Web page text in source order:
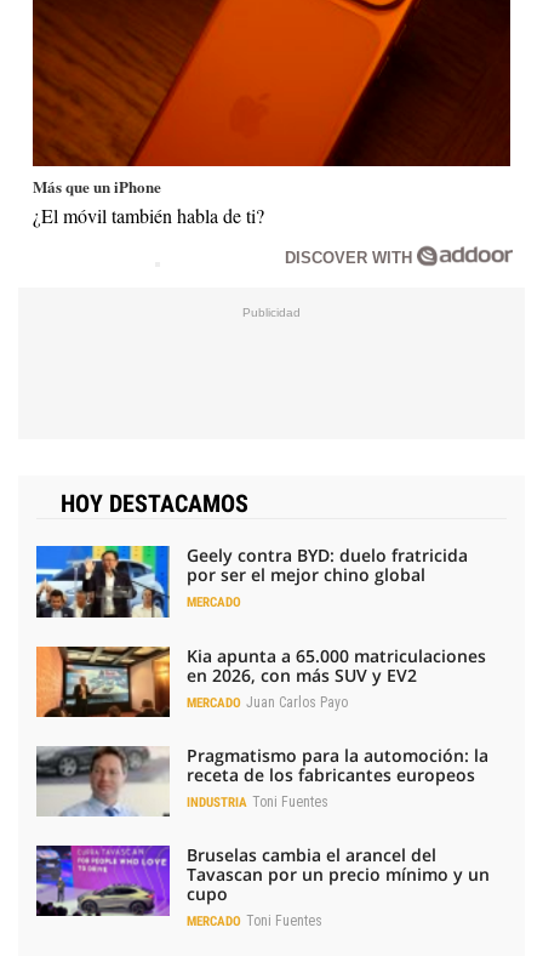
Más que un iPhone
¿El móvil también habla de ti?
DISCOVER WITH
HOY DESTACAMOS
Geely contra BYD: duelo fratricida
por ser el mejor chino global
MERCADO
Kia apunta a 65.000 matriculaciones
en 2026, con más SUV y EV2
MERCADO Juan Carlos Payo
Pragmatismo para la automoción: la
receta de los fabricantes europeos
INDUSTRIA Toni Fuentes
Bruselas cambia el arancel del
Tavascan por un precio mínimo y un
cupo
MERCADO Toni Fuentes